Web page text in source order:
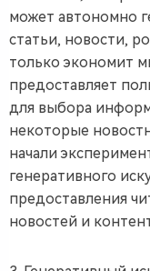
может автономно
статьи, новости,
только экономит
предоставляет
для выбора
некоторые
начали
генеративного
предоставления
новостей и